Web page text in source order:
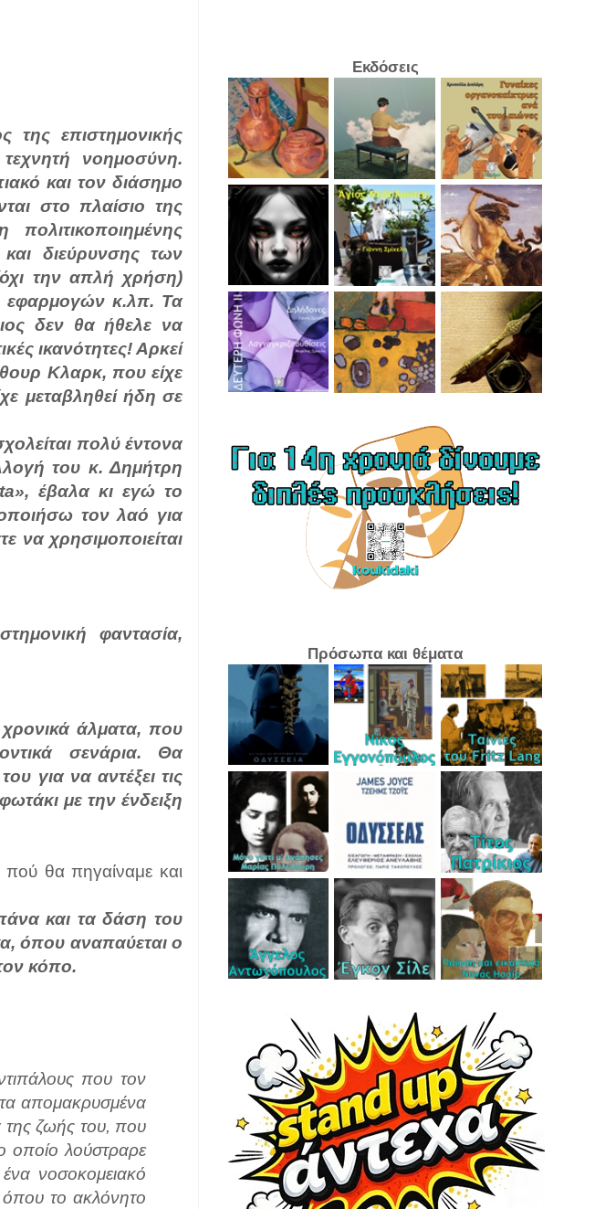
της επιστημονικής
νοημοσύνη.
και τον διάσημο
στο πλαίσιο της
διεύρυνσης των
την απλή χρήση)
εφαρμογών κ.λπ. Τα
δεν θα ήθελε να
ικανότητες! Αρκεί
Κλαρκ, που είχε
μεταβληθεί ήδη σε
πολύ έντονα
του κ. Δημήτρη
έβαλα κι εγώ το
τον λαό για
να χρησιμοποιείται
φαντασία,
χρονικά άλματα, που
σενάρια. Θα
για να αντέξει τις
με την ένδειξη
πού θα πηγαίναμε και
και τα δάση του
όπου αναπαύεται ο
κόπο.
που τον
απομακρυσμένα
της ζωής του, που
οποίο λούστραρε
νοσοκομειακό
όπου το ακλόνητο
Εκδόσεις
Πρόσωπα και θέματα